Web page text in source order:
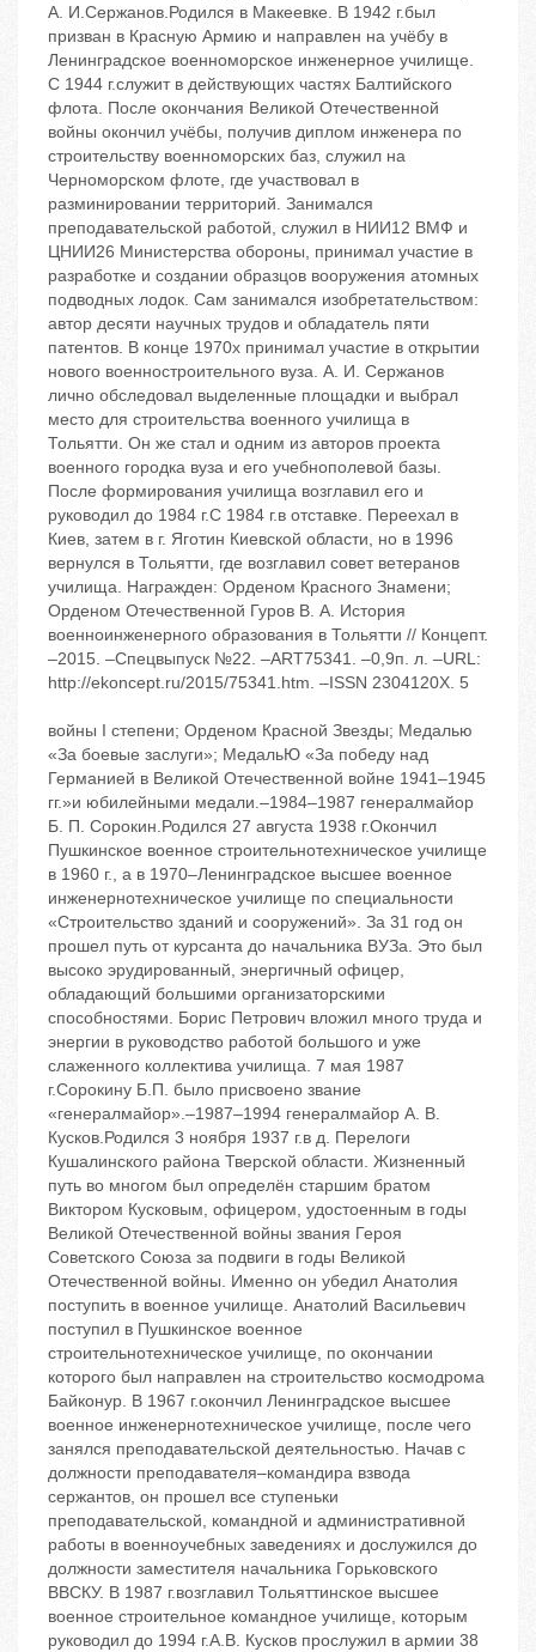
А. И.Сержанов.Родился в Макеевке. В 1942 г.был
призван в Красную Армию и направлен на учёбу в
Ленинградское военноморское инженерное училище.
С 1944 г.служит в действующих частях Балтийского
флота. После окончания Великой Отечественной
войны окончил учёбы, получив диплом инженера по
строительству военноморских баз, служил на
Черноморском флоте, где участвовал в
разминировании территорий. Занимался
преподавательской работой, служил в НИИ12 ВМФ и
ЦНИИ26 Министерства обороны, принимал участие в
разработке и создании образцов вооружения атомных
подводных лодок. Сам занимался изобретательством:
автор десяти научных трудов и обладатель пяти
патентов. В конце 1970х принимал участие в открытии
нового военностроительного вуза. А. И. Сержанов
лично обследовал выделенные площадки и выбрал
место для строительства военного училища в
Тольятти. Он же стал и одним из авторов проекта
военного городка вуза и его учебнополевой базы.
После формирования училища возглавил его и
руководил до 1984 г.С 1984 г.в отставке. Переехал в
Киев, затем в г. Яготин Киевской области, но в 1996
вернулся в Тольятти, где возглавил совет ветеранов
училища. Награжден: Орденом Красного Знамени;
Орденом Отечественной Гуров В. А. История
военноинженерного образования в Тольятти // Концепт.
–2015. –Спецвыпуск №22. –ART75341. –0,9п. л. –URL:
http://ekoncept.ru/2015/75341.htm. –ISSN 2304120X. 5
войны I степени; Орденом Красной Звезды; Медалью
«За боевые заслуги»; МедальЮ «За победу над
Германией в Великой Отечественной войне 1941–1945
гг.»и юбилейными медали.–1984–1987 генералмайор
Б. П. Сорокин.Родился 27 августа 1938 г.Окончил
Пушкинское военное строительнотехническое училище
в 1960 г., а в 1970–Ленинградское высшее военное
инженернотехническое училище по специальности
«Строительство зданий и сооружений». За 31 год он
прошел путь от курсанта до начальника ВУЗа. Это был
высоко эрудированный, энергичный офицер,
обладающий большими организаторскими
способностями. Борис Петрович вложил много труда и
энергии в руководство работой большого и уже
слаженного коллектива училища. 7 мая 1987
г.Сорокину Б.П. было присвоено звание
«генералмайор».–1987–1994 генералмайор А. В.
Кусков.Родился 3 ноября 1937 г.в д. Перелоги
Кушалинского района Тверской области. Жизненный
путь во многом был определён старшим братом
Виктором Кусковым, офицером, удостоенным в годы
Великой Отечественной войны звания Героя
Советского Союза за подвиги в годы Великой
Отечественной войны. Именно он убедил Анатолия
поступить в военное училище. Анатолий Васильевич
поступил в Пушкинское военное
строительнотехническое училище, по окончании
которого был направлен на строительство космодрома
Байконур. В 1967 г.окончил Ленинградское высшее
военное инженернотехническое училище, после чего
занялся преподавательской деятельностью. Начав с
должности преподавателя–командира взвода
сержантов, он прошел все ступеньки
преподавательской, командной и административной
работы в военноучебных заведениях и дослужился до
должности заместителя начальника Горьковского
ВВСКУ. В 1987 г.возглавил Тольяттинское высшее
военное строительное командное училище, которым
руководил до 1994 г.А.В. Кусков прослужил в армии 38